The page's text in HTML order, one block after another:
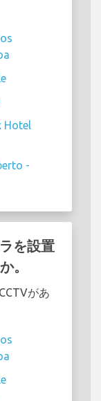
Hotel
-
を設置
。
があ